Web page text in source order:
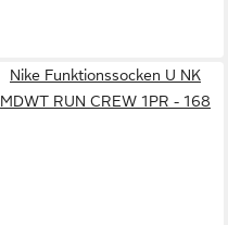
Nike Funktionssocken U NK
MDWT RUN CREW 1PR - 168